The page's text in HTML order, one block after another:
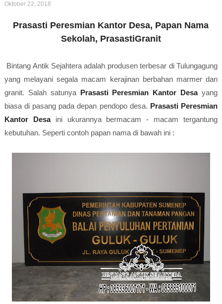
Oktober 22, 2018
Prasasti Peresmian Kantor Desa, Papan Nama
Sekolah, PrasastiGranit
Bintang Antik Sejahtera adalah produsen terbesar di Tulungagung
yang melayani segala macam kerajinan berbahan marmer dan
granit. Salah satunya Prasasti Peresmian Kantor Desayang
biasa di pasang pada depan pendopo desa. Prasasti Peresmian
Kantor Desaini ukurannya bermacam - macam tergantung
kebutuhan. Seperti contoh papan nama di bawah ini :